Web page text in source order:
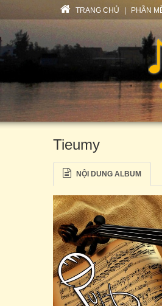
TRANG CHỦ PHẦN
Tieumy
NỘI DUNG ALBUM